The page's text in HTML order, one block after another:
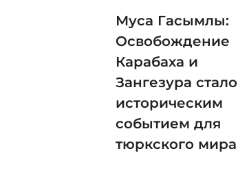
Муса Гасымлы:
Освобождение
Карабаха и
Зангезура стало
историческим
событием для
тюркского мира